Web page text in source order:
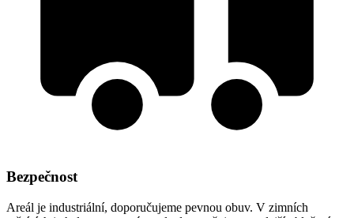
Bezpečnost
Areál je industriální, doporučujeme pevnou obuv. V zimních